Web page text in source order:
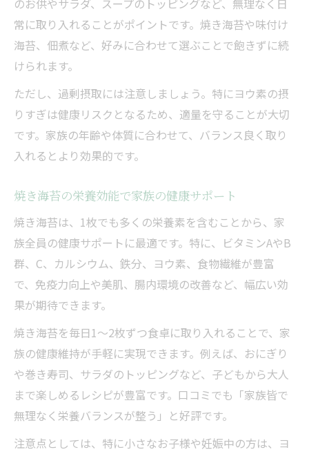
のお供やサラダ、スープのトッピングなど、無理なく日
常に取り入れることがポイントです。焼き海苔や味付け
海苔、佃煮など、好みに合わせて選ぶことで飽きずに続
けられます。
ただし、過剰摂取には注意しましょう。特にヨウ素の摂
りすぎは健康リスクとなるため、適量を守ることが大切
です。家族の年齢や体質に合わせて、バランス良く取り
入れるとより効果的です。
焼き海苔の栄養効能で家族の健康サポート
焼き海苔は、1枚でも多くの栄養素を含むことから、家
族全員の健康サポートに最適です。特に、ビタミンAやB
群、C、カルシウム、鉄分、ヨウ素、食物繊維が豊富
で、免疫力向上や美肌、腸内環境の改善など、幅広い効
果が期待できます。
焼き海苔を毎日1〜2枚ずつ食卓に取り入れることで、家
族の健康維持が手軽に実現できます。例えば、おにぎり
や巻き寿司、サラダのトッピングなど、子どもから大人
まで楽しめるレシピが豊富です。口コミでも「家族皆で
無理なく栄養バランスが整う」と好評です。
注意点としては、特に小さなお子様や妊娠中の方は、ヨ